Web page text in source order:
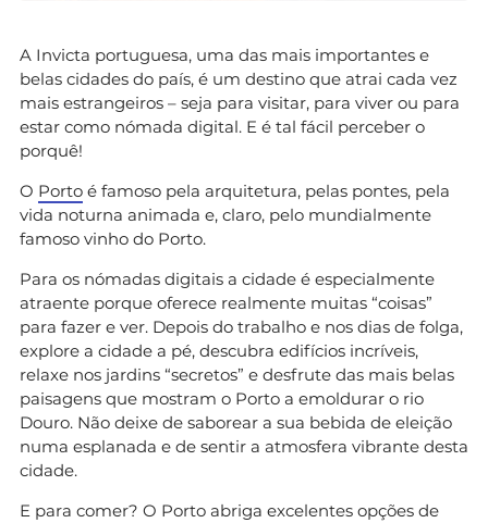
A Invicta portuguesa, uma das mais importantes e
belas cidades do país, é um destino que atrai cada vez
mais estrangeiros – seja para visitar, para viver ou para
estar como nómada digital. E é tal fácil perceber o
porquê!
O Porto é famoso pela arquitetura, pelas pontes, pela
vida noturna animada e, claro, pelo mundialmente
famoso vinho do Porto.
Para os nómadas digitais a cidade é especialmente
atraente porque oferece realmente muitas “coisas”
para fazer e ver. Depois do trabalho e nos dias de folga,
explore a cidade a pé, descubra edifícios incríveis,
relaxe nos jardins “secretos” e desfrute das mais belas
paisagens que mostram o Porto a emoldurar o rio
Douro. Não deixe de saborear a sua bebida de eleição
numa esplanada e de sentir a atmosfera vibrante desta
cidade.
E para comer? O Porto abriga excelentes opções de